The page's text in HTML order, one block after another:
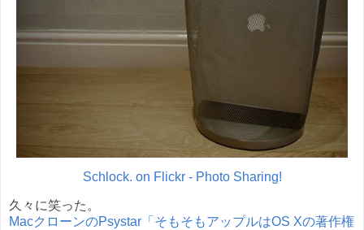
Schlock. on Flickr - Photo Sharing!
久々に笑った。
MacクローンのPsystar「そもそもアップルはOS Xの著作権